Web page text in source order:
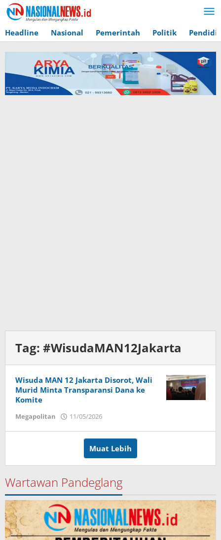
Lewati
ke
konten
Headline Nasional Pemerintah Politik
Tag: #WisudaMAN12Jakarta
Wisuda MAN 12 Jakarta Disorot, Wali
Murid Minta Transparansi Dana ke
Komite
Megapolitan 11/05/2026
Muat Lebih
Wartawan Pandeglang